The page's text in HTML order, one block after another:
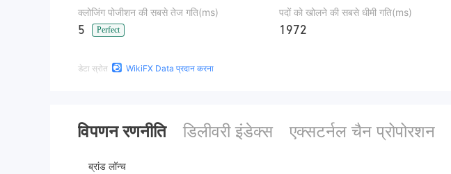
क्लोजिंग पोजीशन की सबसे तेज गति(ms)
5 Perfect
पदों को खोलने की सबसे धीमी गति(ms)
1972
डेटा स्रोत WikiFX Data प्रदान करना
विपणन रणनीति डिलीवरी इंडेक्स एक्सटर्नल चैन प्रोपोरशन